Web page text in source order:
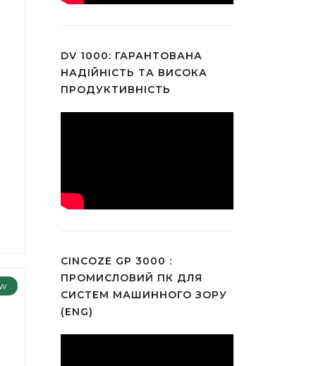
DV 1000: ГАРАНТОВАНА
НАДІЙНІСТЬ ТА ВИСОКА
ПРОДУКТИВНІСТЬ
CINCOZE GP 3000 :
ПРОМИСЛОВИЙ ПК ДЛЯ
СИСТЕМ МАШИННОГО ЗОРУ
(ENG)